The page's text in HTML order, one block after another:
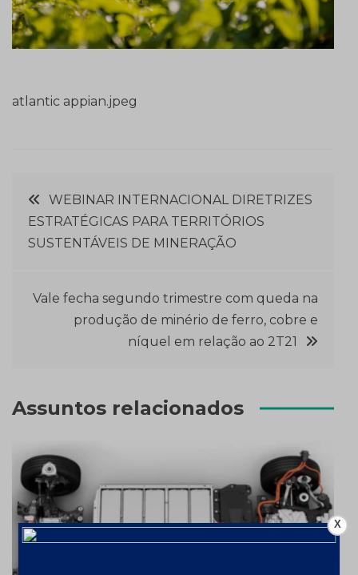
atlantic appian.jpeg
Navegação
de
WEBINAR INTERNACIONAL DIRETRIZES
ESTRATÉGICAS PARA TERRITÓRIOS
SUSTENTÁVEIS DE MINERAÇÃO
Vale fecha segundo trimestre com queda na
produção de minério de ferro, cobre e
níquel em relação ao 2T21
Assuntos relacionados
X